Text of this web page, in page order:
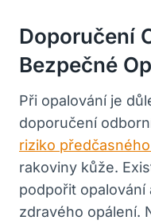
Doporučení
Bezpečné
Při opalování je
doporučení
riziko
rakoviny kůže.
podpořit
zdravého opálení.